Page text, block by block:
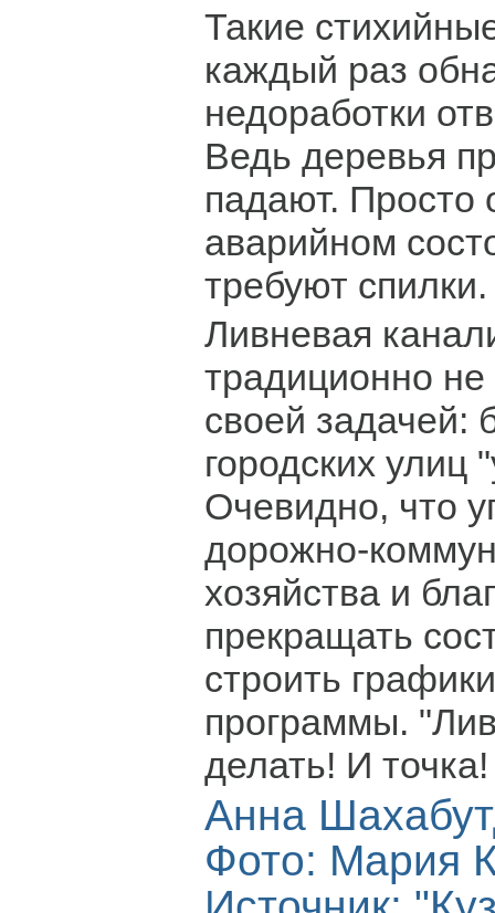
Такие
каждый раз
недоработки
Ведь деревья
падают. Просто
аварийном
требуют спилки.
Ливневая
традиционно
своей задачей:
городских улиц
Очевидно, что
дорожно-
хозяйства и
прекращать
строить
программы.
делать! И точка!
Анна
Фото: Мария